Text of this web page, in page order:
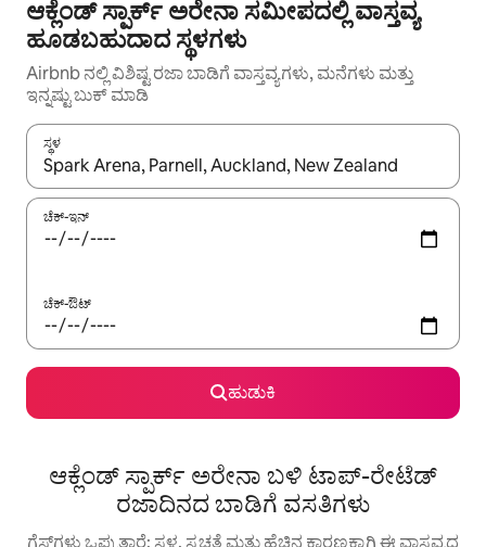
ಆಕ್ಲೆಂಡ್‌ ಸ್ಪಾರ್ಕ್ ಅರೇನಾ ಸಮೀಪದಲ್ಲಿ ವಾಸ್ತವ್ಯ
ಹೂಡಬಹುದಾದ ಸ್ಥಳಗಳು
Airbnb ನಲ್ಲಿ ವಿಶಿಷ್ಟ ರಜಾ ಬಾಡಿಗೆ ವಾಸ್ತವ್ಯಗಳು, ಮನೆಗಳು ಮತ್ತು
ಇನ್ನಷ್ಟು ಬುಕ್ ಮಾಡಿ
ಸ್ಥಳ
ಫಲಿತಾಂಶಗಳು ಲಭ್ಯವಿರುವಾಗ, ಅಪ್ ಮತ್ತು ಡೌನ್ ಬಾಣದ ಕೀಲಿಗಳೊಂದಿಗೆ
ಚೆಕ್-ಇನ್
ಚೆಕ್-ಔಟ್
ಹುಡುಕಿ
ಆಕ್ಲೆಂಡ್‌ ಸ್ಪಾರ್ಕ್ ಅರೇನಾ ಬಳಿ ಟಾಪ್-ರೇಟೆಡ್
ರಜಾದಿನದ ಬಾಡಿಗೆ ವಸತಿಗಳು
ಗೆಸ್ಟ್‌ಗಳು ಒಪ್ಪುತ್ತಾರೆ: ಸ್ಥಳ, ಸ್ವಚ್ಛತೆ ಮತ್ತು ಹೆಚ್ಚಿನ ಕಾರಣಕ್ಕಾಗಿ ಈ ವಾಸ್ತವ್ಯದ